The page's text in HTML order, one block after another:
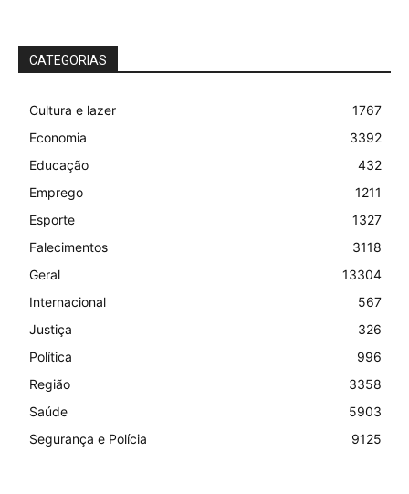
CATEGORIAS
Cultura e lazer
1767
Economia
3392
Educação
432
Emprego
1211
Esporte
1327
Falecimentos
3118
Geral
13304
Internacional
567
Justiça
326
Política
996
Região
3358
Saúde
5903
Segurança e Polícia
9125